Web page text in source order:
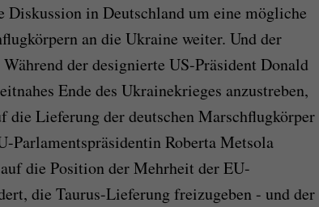
Diskussion in Deutschland um eine mögliche
an die Ukraine weiter. Und der
der designierte US-Präsident Donald
Ende des Ukrainekrieges anzustreben,
die Lieferung der deutschen Marschflugkörper
Parlamentspräsidentin Roberta Metsola
die Position der Mehrheit der EU-
die Taurus-Lieferung freizugeben - und der